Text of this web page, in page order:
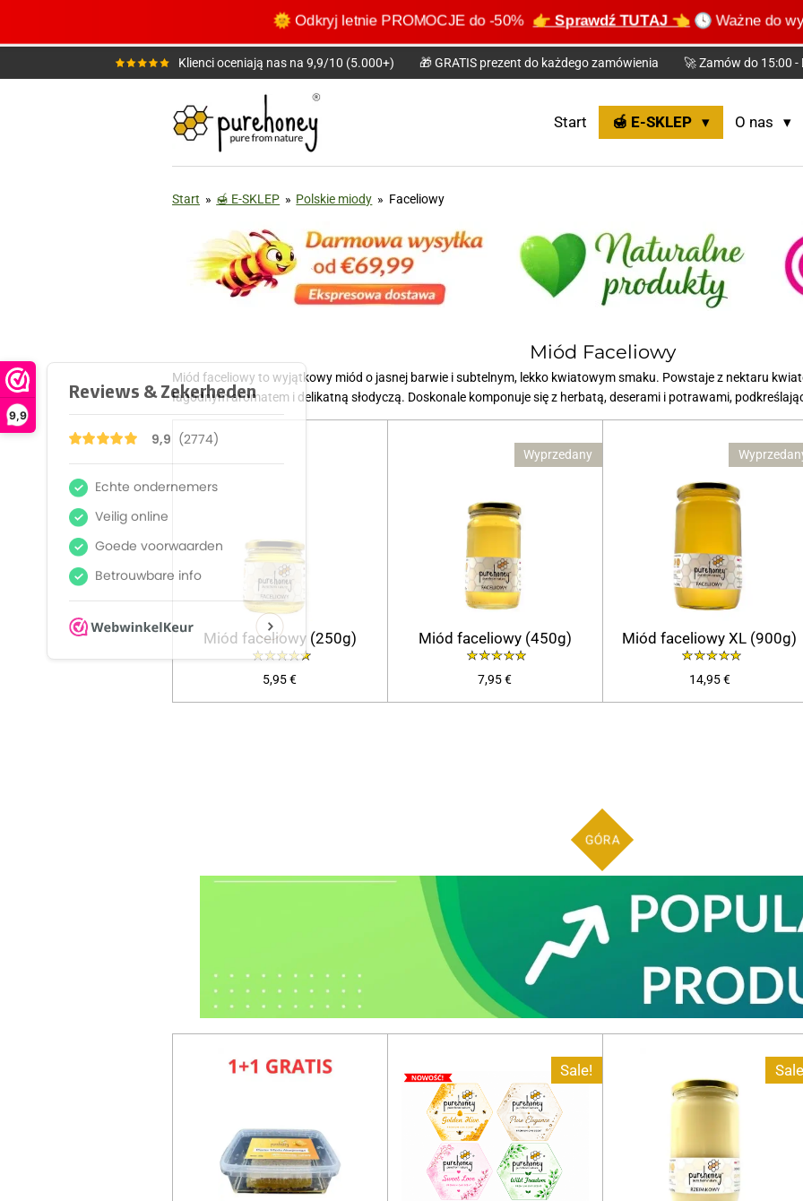
9,9
🌞 Odkryj letnie PROMOCJE do -50% 👉 Sprawdź TUTAJ 👈 🕓 Ważne do
treści
Klienci oceniają nas na 9,9/10 (5.000+) 🎁 GRATIS prezent do każdego zamówienia 🚀 Zamów do 15:00
Start 🍯 E-SKLEP O nas
Start » 🍯 E-SKLEP » Polskie miody » Faceliowy
Miód Faceliowy
Miód faceliowy to wyjątkowy miód o jasnej barwie i subtelnym, lekko kwiatowym smaku. Powstaje z nektaru
łagodnym aromatem i delikatną słodyczą. Doskonale komponuje się z herbatą, deserami i potrawami,
Miód faceliowy (250g)
5,95 €
Wyprzedany
Miód faceliowy (450g)
7,95 €
Miód faceliowy XL (900g)
14,95 €
GÓRA
Sale!